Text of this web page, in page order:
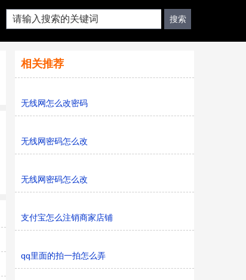
相关推荐
无线网怎么改密码
无线网密码怎么改
无线网密码怎么改
支付宝怎么注销商家店铺
qq里面的拍一拍怎么弄